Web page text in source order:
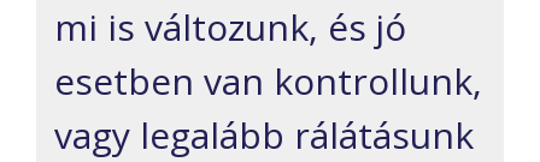
mi is változunk, és jó
esetben van kontrollunk,
vagy legalább rálátásunk